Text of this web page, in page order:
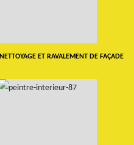
NETTOYAGE ET RAVALEMENT DE FAÇADE